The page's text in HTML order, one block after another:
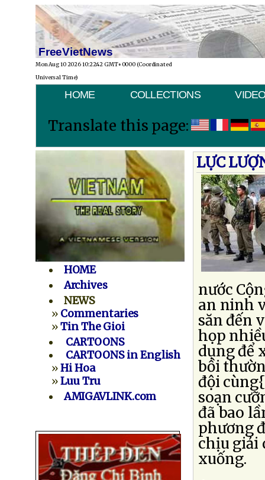
FreeVietNews
Mon Aug 10 2026 10:22:42 GMT+0000 (Coordinated
Universal Time)
HOME COLLECTIONS
Translate this page:
HOME
Archives
NEWS
» Commentaries
»Tin The Gioi
CARTOONS
CARTOONS in English
»Hi Hoa
»Luu Tru
AMIGAVLINK.com
LỰC
nước
an ninh
săn đến
họp
dụng để
bồi
đội
soạn
đã bao
phương
chịu giải
xuống.